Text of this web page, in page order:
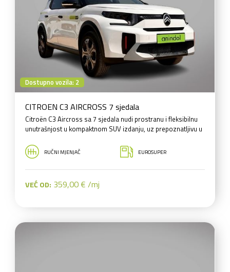
Dostupno vozila: 2
CITROEN C3 AIRCROSS 7 sjedala
Citroën C3 Aircross sa 7 sjedala nudi prostranu i fleksibilnu
unutrašnjost u kompaktnom SUV izdanju, uz prepoznatljivu u
RUČNI MJENJAČ EUROSUPER
VEĆ OD: 359,00 € /mj